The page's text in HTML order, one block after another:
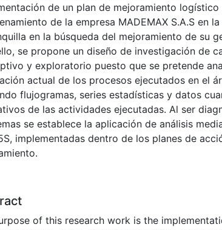
de un plan de mejoramiento logístico
de la empresa MADEMAX S.A.S en
en la búsqueda del mejoramiento de su
se propone un diseño de investigación de
y exploratorio puesto que se pretende
actual de los procesos ejecutados en el
flujogramas, series estadísticas y datos
de las actividades ejecutadas. Al ser
se establece la aplicación de análisis
implementadas dentro de los planes de
of this research work is the